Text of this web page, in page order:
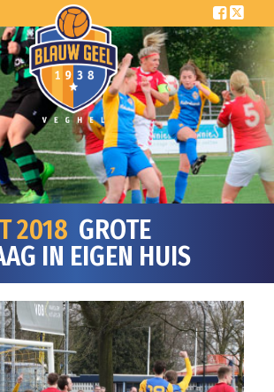
2018 GROTE
IN EIGEN HUIS